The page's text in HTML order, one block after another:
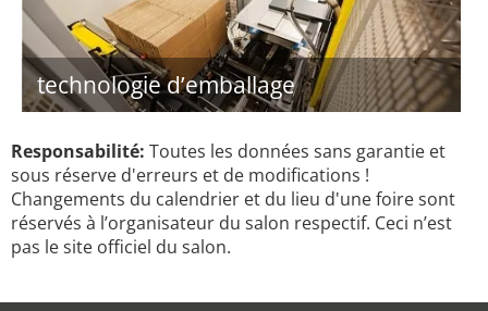
technologie d’emballage
Responsabilité: Toutes les données sans garantie et
sous réserve d'erreurs et de modifications !
Changements du calendrier et du lieu d'une foire sont
réservés à l’organisateur du salon respectif. Ceci n’est
pas le site officiel du salon.